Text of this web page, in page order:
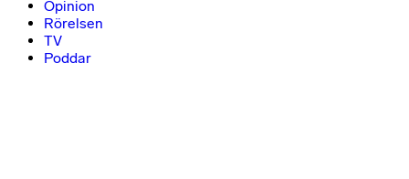
Opinion
Rörelsen
TV
Poddar